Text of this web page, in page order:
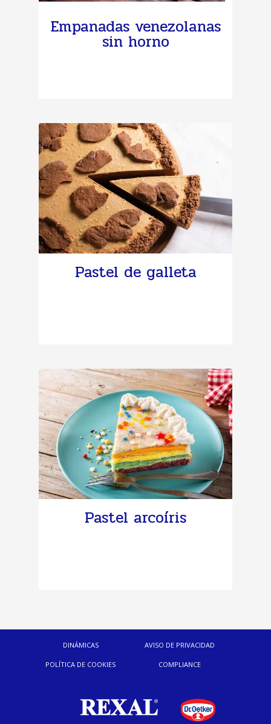
Empanadas venezolanas
sin horno
Pastel de galleta
Pastel arcoíris
DINÁMICAS AVISO DE PRIVACIDAD
POLÍTICA DE COOKIES COMPLIANCE